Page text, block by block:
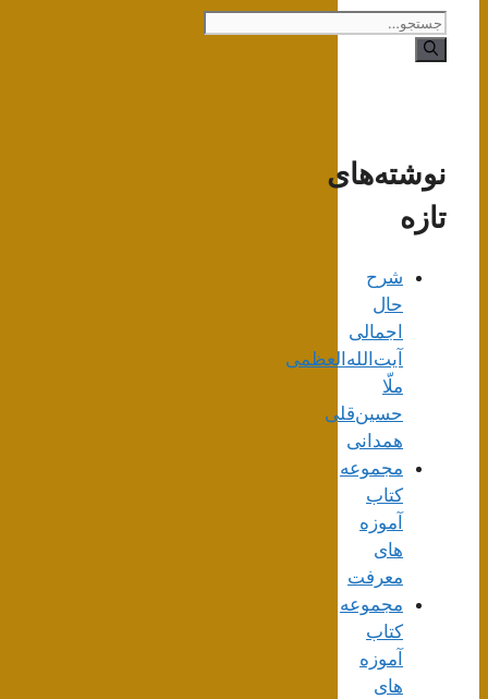
جستجوی
نوشته‌های
تازه
شرح
حال
اجمالی
آیت‌الله‌العظمی
ملّا
حسین‌قلی
همدانی
مجموعه
کتاب
آموزه
های
معرفت
مجموعه
کتاب
آموزه
های